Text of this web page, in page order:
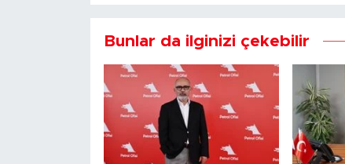
Bunlar da ilginizi çekebilir